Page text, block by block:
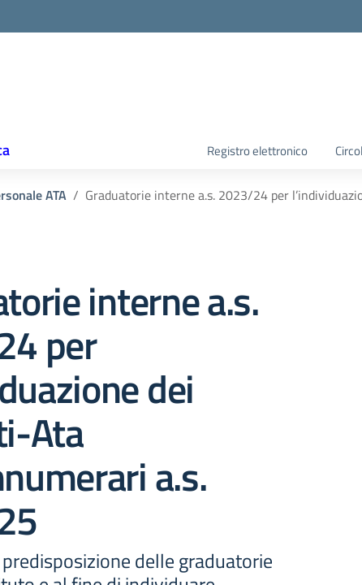
Registro elettronico
ATA Graduatorie interne a.s. 2023/24 per
interne a.s.
per
dei
Ata
a.s.
delle graduatorie